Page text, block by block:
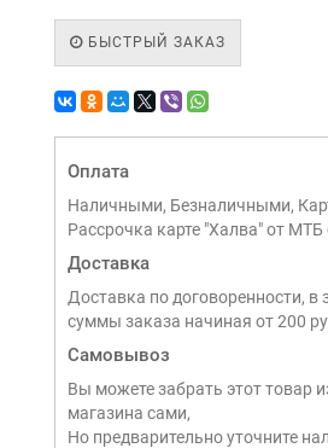
БЫСТРЫЙ ЗАКАЗ
Оплата
Наличными, Безналичными,
Рассрочка карте "Халва" от МТБ
Доставка
Доставка по договоренности, в
суммы заказа начиная от 200
Самовывоз
Вы можете забрать этот товар
магазина сами,
Но предварительно уточните